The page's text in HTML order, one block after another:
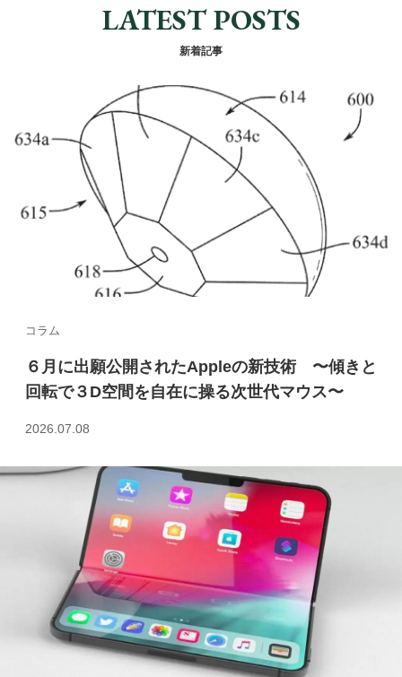
e
o
e
n
e
st
LATEST POSTS
新着記事
コラム
６月に出願公開されたAppleの新技術 〜傾きと
回転で３D空間を自在に操る次世代マウス〜
2026.07.08